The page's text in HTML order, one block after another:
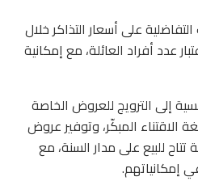
على أسعار التذاكر خلال
عدد أفراد العائلة، مع إمكانية
إلى الترويج للعروض الخاصة
الاقتناء المبكّر، وتوفير عروض
تتاح للبيع على مدار السنة، مع
إمكانياتهم.